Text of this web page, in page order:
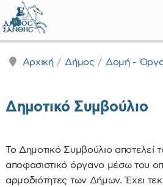
Αρχική Δήμος Δομή -
Δημοτικό Συμβούλιο
Το Δημοτικό Συμβούλιο αποτελεί
αποφασιστικό όργανο μέσω του
αρμοδιότητες των Δήμων. Έχει